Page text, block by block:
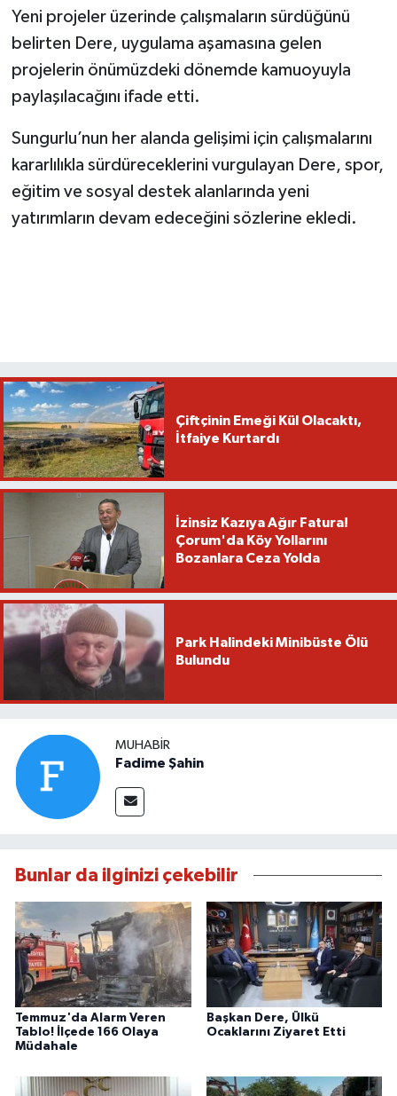
Yeni projeler üzerinde çalışmaların sürdüğünü
belirten Dere, uygulama aşamasına gelen
projelerin önümüzdeki dönemde kamuoyuyla
paylaşılacağını ifade etti.
Sungurlu’nun her alanda gelişimi için çalışmalarını
kararlılıkla sürdüreceklerini vurgulayan Dere, spor,
eğitim ve sosyal destek alanlarında yeni
yatırımların devam edeceğini sözlerine ekledi.
Çiftçinin Emeği Kül Olacaktı,
İtfaiye Kurtardı
İzinsiz Kazıya Ağır Fatura!
Çorum'da Köy Yollarını
Bozanlara Ceza Yolda
Park Halindeki Minibüste Ölü
Bulundu
MUHABIR
Fadime Şahin
Bunlar da ilginizi çekebilir
Temmuz'da Alarm Veren
Tablo! İlçede 166 Olaya
Müdahale
Başkan Dere, Ülkü
Ocaklarını Ziyaret Etti